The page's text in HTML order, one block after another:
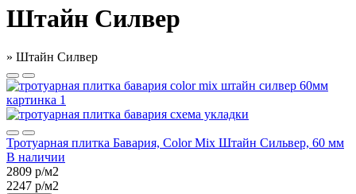
Штайн Силвер
» Штайн Силвер
Тротуарная плитка Бавария, Color Mix Штайн Сильвер, 60 мм
В наличии
2809 р/м2
2247 р/м2